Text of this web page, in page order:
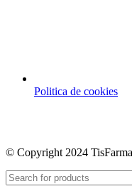
Politica de cookies
© Copyright 2024